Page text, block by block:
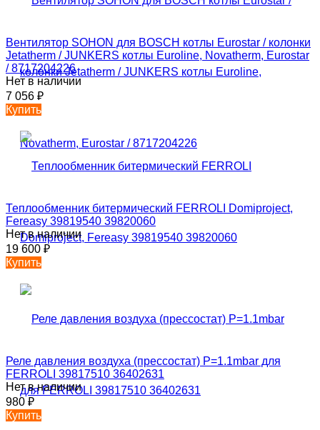
Вентилятор SOHON для BOSCH котлы Eurostar / колонки
Jetatherm / JUNKERS котлы Euroline, Novatherm, Eurostar
/ 8717204226
Нет в наличии
7 056 ₽
Купить
Теплообменник битермический FERROLI Domiproject,
Fereasy 39819540 39820060
Нет в наличии
19 600 ₽
Купить
Реле давления воздуха (прессостат) P=1.1mbar для
FERROLI 39817510 36402631
Нет в наличии
980 ₽
Купить